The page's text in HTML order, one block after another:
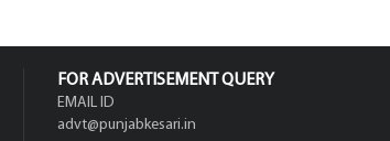
FOR ADVERTISEMENT QUERY
EMAIL ID
advt@punjabkesari.in